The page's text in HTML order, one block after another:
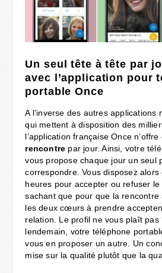
Un seul tête à tête par
avec l’application pour
portable Once
A l’inverse des autres applications
qui mettent à disposition des
l’application française Once n’offre
rencontre par jour. Ainsi, votre
vous propose chaque jour un seul
correspondre. Vous disposez alors
heures pour accepter ou refuser
sachant que pour que la
les deux cœurs à prendre
relation. Le profil ne vous plaît pas
lendemain, votre téléphone
vous en proposer un autre. Un
mise sur la qualité plutôt que la